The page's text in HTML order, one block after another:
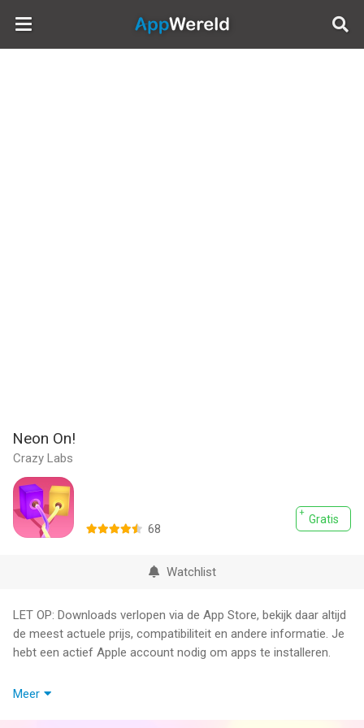
AppWereld
Neon On!
Crazy Labs
Gratis
68
Watchlist
LET OP: Downloads verlopen via de App Store, bekijk daar altijd
de meest actuele prijs, compatibiliteit en andere informatie. Je
hebt een actief Apple account nodig om apps te installeren.
Wanna see something amazing? Like, really electrifying? The
Meer